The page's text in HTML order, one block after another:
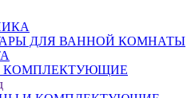
ДЛЯ ВАННОЙ КОМНАТЫ
КОМПЛЕКТУЮЩИЕ